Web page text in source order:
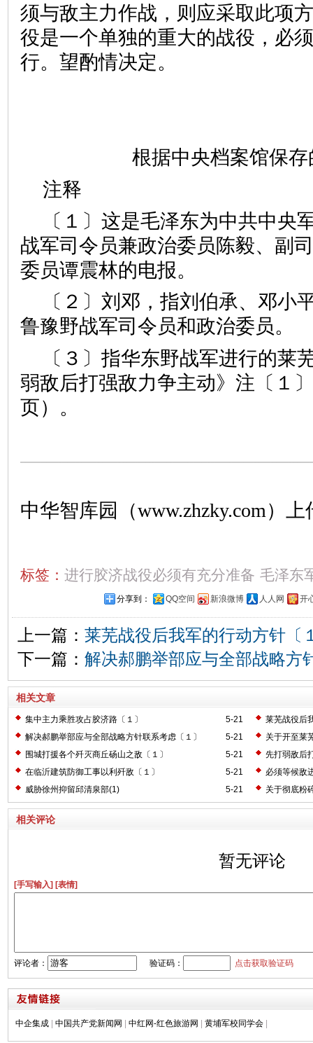
须与敌主力作战，则应采取此项
役是一个单独的重大的战役，必
行。望酌情决定。
根据中央档案馆保
注释
〔１〕这是毛泽东为中共中央
战军司令员兼政治委员陈毅、副
委员谭震林的电报。
〔２〕刘邓，指刘伯承、邓小
鲁豫野战军司令员和政治委员。
〔３〕指华东野战军进行的莱
弱敌后打强敌力争主动》注〔１
页）。
中华智库园（www.zhzky.com）上
标签： 进行胶济战役必须有充分准备 毛泽东
分享到： QQ空间 新浪微博 人人网 开
上一篇： 莱芜战役后我军的行动方针〔
下一篇： 解决郝鹏举部应与全部战略方
相关文章
5-21
集中主力乘胜攻占胶济路〔１〕
莱芜战役后
5-21
解决郝鹏举部应与全部战略方针联系考虑〔１〕
关于开至莱
5-21
围城打援各个歼灭商丘砀山之敌〔１〕
先打弱敌后
5-21
在临沂建筑防御工事以利歼敌〔１〕
必须等候敌
5-21
威胁徐州抑留邱清泉部(1) 关于彻底粉
相关评论
暂无评论
[手写输入] [表情]
评论者： 验证码： 点击获取验证码
中企集成 | 中国共产党新闻网 | 中红网-红色旅游网 | 黄埔军校同学会 |